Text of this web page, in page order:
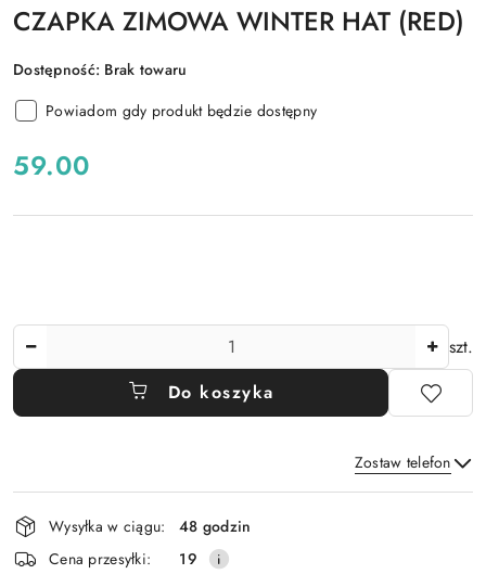
CZAPKA ZIMOWA WINTER HAT (RED)
Dostępność: Brak towaru
Powiadom gdy produkt będzie dostępny
cena:
59.00
szt.
Do koszyka
Zostaw telefon
Wyślij
Dostępność
i
dostawa
Wysyłka w ciągu:
48 godzin
Cena przesyłki:
19